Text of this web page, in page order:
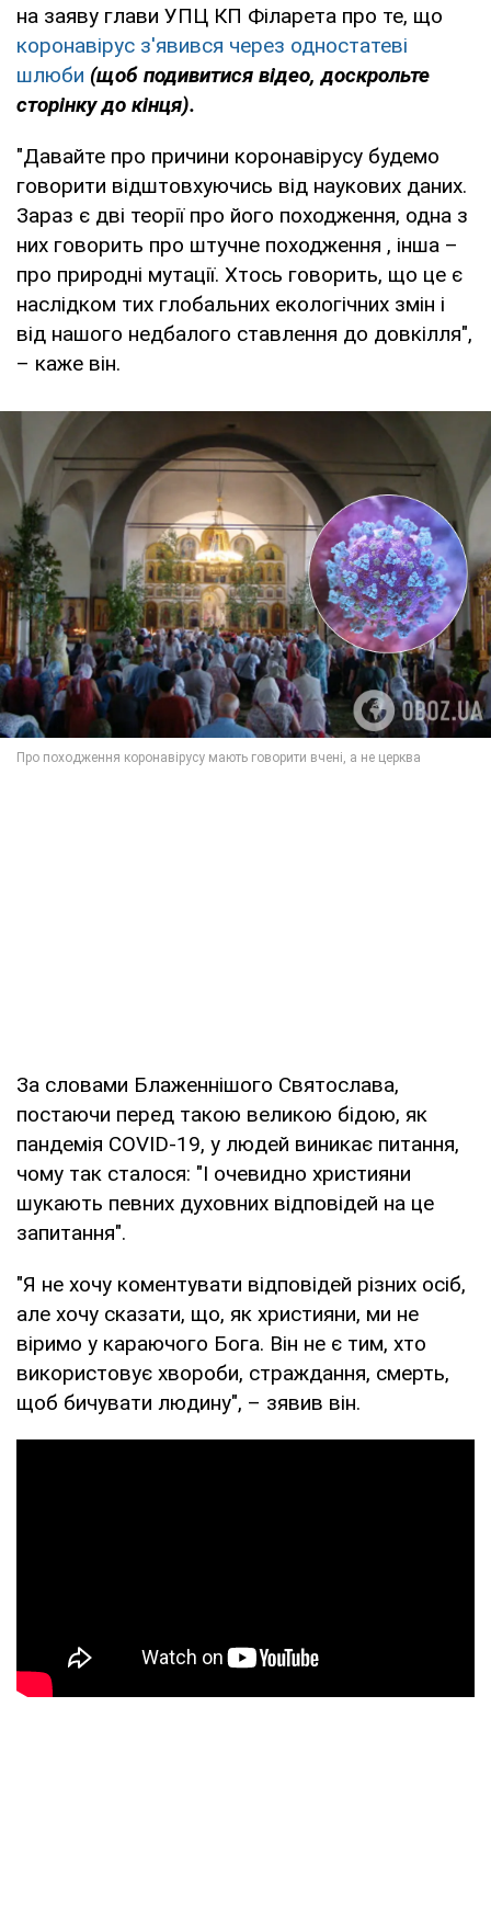
на заяву глави УПЦ КП Філарета про те, що
коронавірус з'явився через одностатеві
шлюби (щоб подивитися відео, доскрольте
сторінку до кінця).
"Давайте про причини коронавірусу будемо
говорити відштовхуючись від наукових даних.
Зараз є дві теорії про його походження, одна з
них говорить про штучне походження , інша –
про природні мутації. Хтось говорить, що це є
наслідком тих глобальних екологічних змін і
від нашого недбалого ставлення до довкілля",
– каже він.
За словами Блаженнішого Святослава,
постаючи перед такою великою бідою, як
пандемія COVID-19, у людей виникає питання,
чому так сталося: "І очевидно християни
шукають певних духовних відповідей на це
запитання".
"Я не хочу коментувати відповідей різних осіб,
але хочу сказати, що, як християни, ми не
віримо у караючого Бога. Він не є тим, хто
використовує хвороби, страждання, смерть,
щоб бичувати людину", – зявив він.